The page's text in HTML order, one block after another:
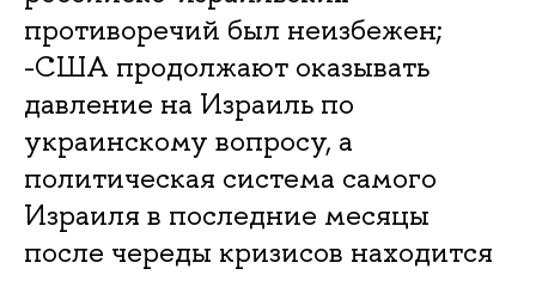
противоречий был неизбежен;
-США продолжают оказывать
давление на Израиль по
украинскому вопросу, а
политическая система самого
Израиля в последние месяцы
после череды кризисов находится